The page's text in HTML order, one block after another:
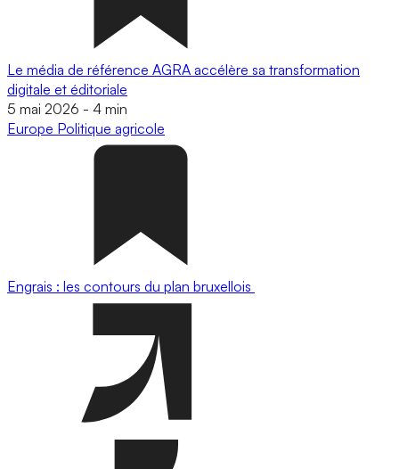
Le média de référence AGRA accélère sa transformation
digitale et éditoriale
5 mai 2026 - 4 min
Europe Politique agricole
Engrais : les contours du plan bruxellois